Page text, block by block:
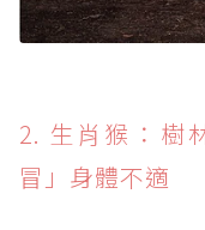
2. 生肖猴：樹
冒」身體不適